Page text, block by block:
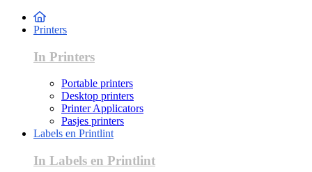
Printers
In Printers
Portable printers
Desktop printers
Printer Applicators
Pasjes printers
Labels en Printlint
In Labels en Printlint